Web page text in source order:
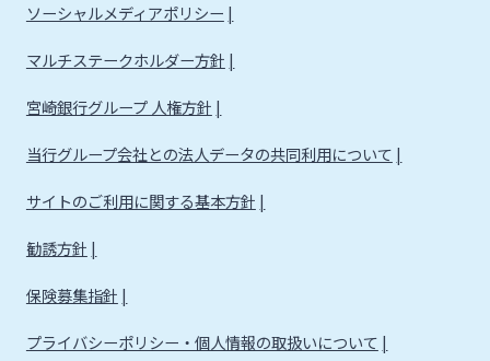
ソーシャルメディアポリシー
マルチステークホルダー方針
宮崎銀行グループ 人権方針
当行グループ会社との法人データの共同利用について
サイトのご利用に関する基本方針
勧誘方針
保険募集指針
プライバシーポリシー・個人情報の取扱いについて